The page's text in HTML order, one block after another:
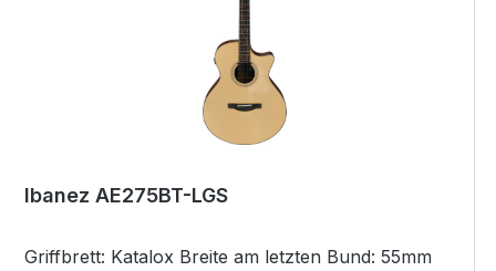
Ibanez AE275BT-LGS
Griffbrett: Katalox Breite am letzten Bund: 55mm